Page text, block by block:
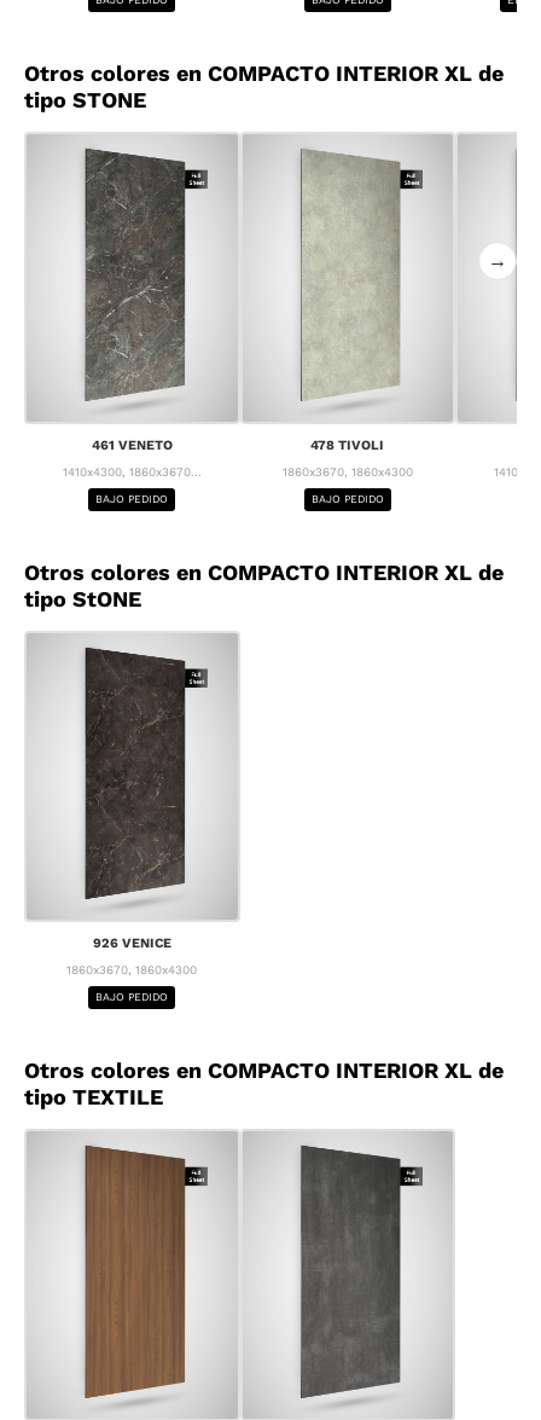
Otros colores en COMPACTO INTERIOR XL de
tipo STONE
461 VENETO
1410x4300, 1860x3670...
BAJO PEDIDO
478 TIVOLI
1860x3670, 1860x4300
BAJO PEDIDO
→
Otros colores en COMPACTO INTERIOR XL de
tipo StONE
926 VENICE
1860x3670, 1860x4300
BAJO PEDIDO
Otros colores en COMPACTO INTERIOR XL de
tipo TEXTILE